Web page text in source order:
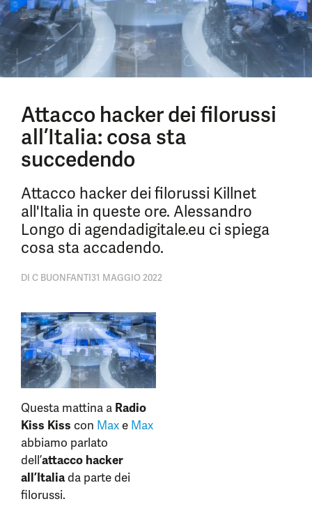
Attacco hacker dei filorussi
all’Italia: cosa sta
succedendo
Attacco hacker dei filorussi Killnet
all'Italia in queste ore. Alessandro
Longo di agendadigitale.eu ci spiega
cosa sta accadendo.
DI C BUONFANTI31 MAGGIO 2022
Questa mattina a Radio
Kiss Kiss con Maxe Max
abbiamo parlato
dell’attacco hacker
all’Italiada parte dei
filorussi.